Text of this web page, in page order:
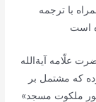
با ترجمه
است
علّامه آیة‌الله‌
که مشتمل بر
ملکوت مسجد»